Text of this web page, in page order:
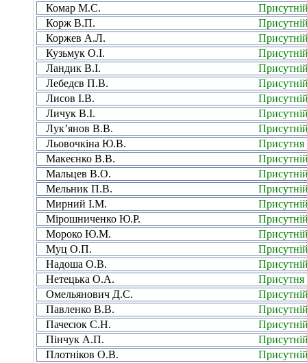
Комар М.С.
Корж В.П.
Коржев А.Л.
Кузьмук О.І.
Ландик В.І.
Лебедєв П.В.
Лисов І.В.
Личук В.І.
Лук’янов В.В.
Льовочкіна Ю.В.
Присутня
Макеєнко В.В.
Мальцев В.О.
Мельник П.В.
Мирний І.М.
Мірошниченко Ю.Р.
Мороко Ю.М.
Муц О.П.
Надоша О.В.
Нетецька О.А.
Присутня
Омельянович Д.С.
Павленко В.В.
Пачесюк С.Н.
Пінчук А.П.
Плотніков О.В.